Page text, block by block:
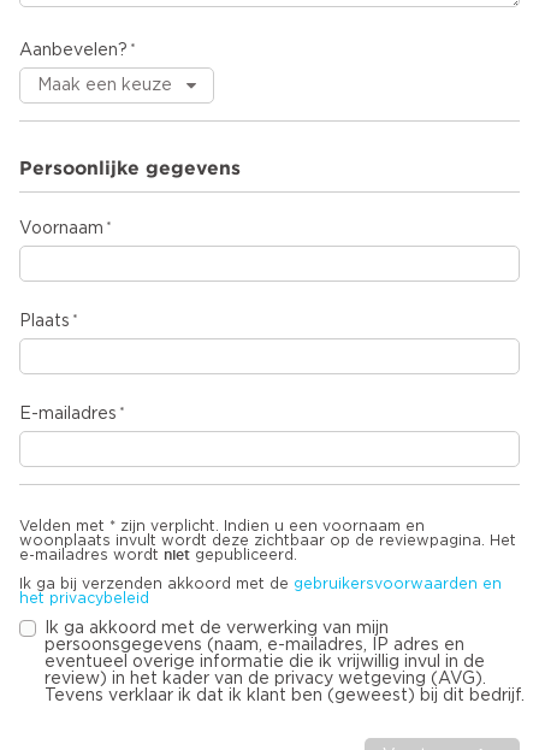
Aanbevelen?
Persoonlijke gegevens
Voornaam
Plaats
E-mailadres
Velden met * zijn verplicht. Indien u een voornaam en
woonplaats invult wordt deze zichtbaar op de reviewpagina. Het
e-mailadres wordt niet gepubliceerd.
Ik ga bij verzenden akkoord met de gebruikersvoorwaarden en
het privacybeleid
Ik ga akkoord met de verwerking van mijn
persoonsgegevens (naam, e-mailadres, IP adres en
eventueel overige informatie die ik vrijwillig invul in de
review) in het kader van de privacy wetgeving (AVG).
Tevens verklaar ik dat ik klant ben (geweest) bij dit bedrijf.